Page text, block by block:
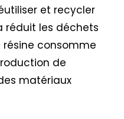
et recycler
réduit les déchets
résine consomme
de
matériaux